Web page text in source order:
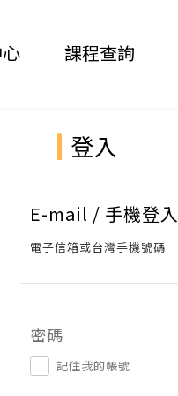
課程查詢
登入
E-mail / 手機登入
電子信箱或台灣手機號碼
密碼
記住我的帳號